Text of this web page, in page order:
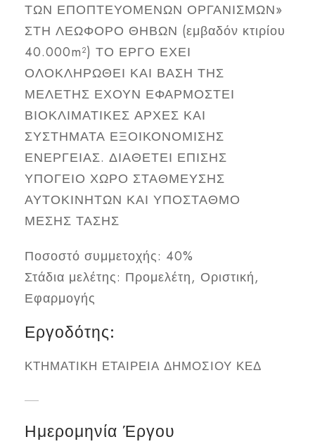
ΤΩΝ ΕΠΟΠΤΕΥΟΜΕΝΩΝ ΟΡΓΑΝΙΣΜΩΝ»
ΣΤΗ ΛΕΩΦΟΡΟ ΘΗΒΩΝ (εμβαδόν κτιρίου
40.000m²) ΤΟ ΕΡΓΟ ΕΧΕΙ
ΟΛΟΚΛΗΡΩΘΕΙ ΚΑΙ ΒΑΣΗ ΤΗΣ
ΜΕΛΕΤΗΣ ΕΧΟΥΝ ΕΦΑΡΜΟΣΤΕΙ
ΒΙΟΚΛΙΜΑΤΙΚΕΣ ΑΡΧΕΣ ΚΑΙ
ΣΥΣΤΗΜΑΤΑ ΕΞΟΙΚΟΝΟΜΙΣΗΣ
ΕΝΕΡΓΕΙΑΣ. ΔΙΑΘΕΤΕΙ ΕΠΙΣΗΣ
ΥΠΟΓΕΙΟ ΧΩΡΟ ΣΤΑΘΜΕΥΣΗΣ
ΑΥΤΟΚΙΝΗΤΩΝ ΚΑΙ ΥΠΟΣΤΑΘΜΟ
ΜΕΣΗΣ ΤΑΣΗΣ
Ποσοστό συμμετοχής: 40%
Στάδια μελέτης: Προμελέτη, Οριστική,
Εφαρμογής
Εργοδότης:
ΚΤΗΜΑΤΙΚΗ ΕΤΑΙΡΕΙΑ ΔΗΜΟΣΙΟΥ ΚΕΔ
Ημερομηνία Έργου